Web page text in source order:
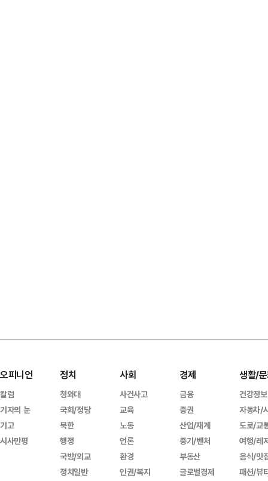
오피니언
칼럼
기자의 눈
기고
시사만평
정치
청와대
국회/정당
북한
행정
국방/외교
정치일반
사회
사건사고
교육
노동
언론
환경
인권/복지
경제
금융
증권
산업/재계
중기/벤처
부동산
글로벌경제
생활/
건강정보
자동차/
도로/교
여행/레
음식/맛
패션/뷰